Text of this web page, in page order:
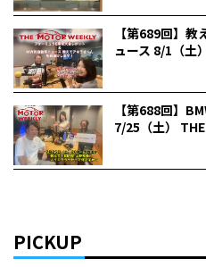
【第689回】
ュース 8/1（土
【第688回】
7/25（土）
PICKUP